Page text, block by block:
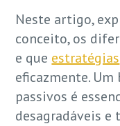
Neste artigo,
conceito, os
e que estratégias
eficazmente.
passivos é
desagradáveis e